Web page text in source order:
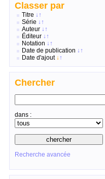
Classer par
Titre ↓↑
Série ↓↑
Auteur ↓↑
Éditeur ↓↑
Notation ↓↑
Date de publication ↓↑
Date d'ajout ↓↑
Chercher
dans :
Recherche avancée